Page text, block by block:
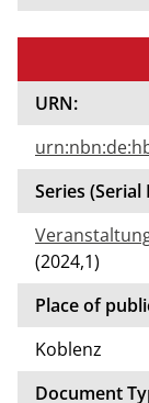
URN:
Series
(2024,1)
Place of
Koblenz
Document